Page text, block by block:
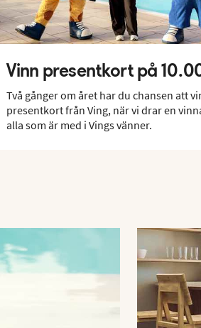
Vinn presentkort på
Två gånger om året har du chansen att
presentkort från Ving, när vi drar en
alla som är med i Vings vänner.